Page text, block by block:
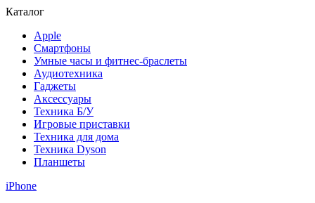
Каталог
Apple
Смартфоны
Умные часы и фитнес-браслеты
Аудиотехника
Гаджеты
Аксессуары
Техника Б/У
Игровые приставки
Техника для дома
Техника Dyson
Планшеты
iPhone